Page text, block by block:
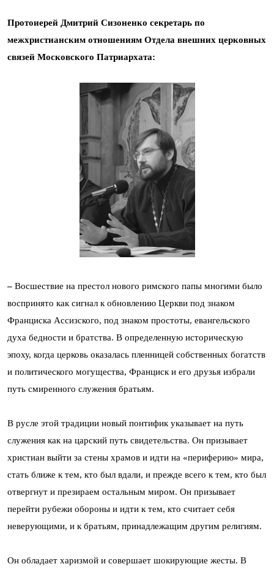
Протоиерей Дмитрий Сизоненко секретарь по
межхристианским отношениям Отдела внешних церковных
связей Московского Патриархата:
– Восшествие на престол нового римского папы многими было
воспринято как сигнал к обновлению Церкви под знаком
Франциска Ассизского, под знаком простоты, евангельского
духа бедности и братства. В определенную историческую
эпоху, когда церковь оказалась пленницей собственных богатств
и политического могущества, Франциск и его друзья избрали
путь смиренного служения братьям.
В русле этой традиции новый понтифик указывает на путь
служения как на царский путь свидетельства. Он призывает
христиан выйти за стены храмов и идти на «периферию» мира,
стать ближе к тем, кто был вдали, и прежде всего к тем, кто был
отвергнут и презираем остальным миром. Он призывает
перейти рубежи обороны и идти к тем, кто считает себя
неверующими, и к братьям, принадлежащим другим религиям.
Он обладает харизмой и совершает шокирующие жесты. В